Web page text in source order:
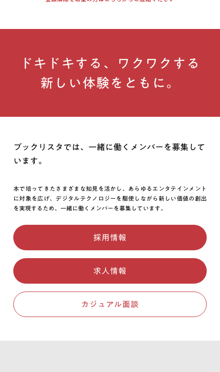
7.ご提供いただきました個人情報は、プレス登録を解除された場
合、責任を持って再生不能なかたちで破棄させていただきま
ドキドキする、ワクワクする
新しい体験をともに。
ブックリスタでは、一緒に働くメンバーを募集して
います。
本で培ってきたさまざまな知見を活かし、あらゆるエンタテインメント
に対象を広げ、デジタルテクノロジーを駆使しながら新しい価値の創出
を実現するため、一緒に働くメンバーを募集しています。
採用情報
求人情報
カジュアル面談